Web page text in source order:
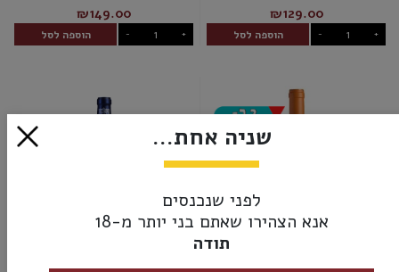
₪129.00
- + הוספה לסל
₪149.00
- + הוספה לסל
שניה אחת...
לפני שנכנסים
אנא הצהירו שאתם בני יותר מ-18
תודה